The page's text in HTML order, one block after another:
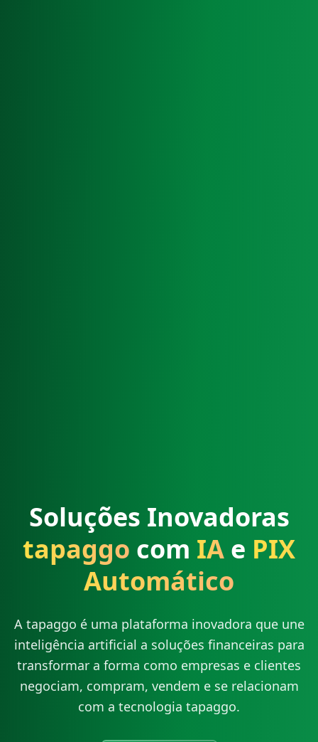
Soluções Inovadoras
tapaggo com IA e PIX
Automático
A tapaggo é uma plataforma inovadora que une
inteligência artificial a soluções financeiras para
transformar a forma como empresas e clientes
negociam, compram, vendem e se relacionam
com a tecnologia tapaggo.